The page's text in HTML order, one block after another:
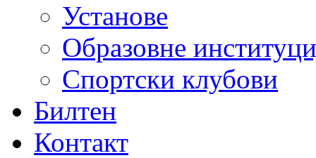
Установе
Образовне
Спортски клубови
Билтен
Контакт